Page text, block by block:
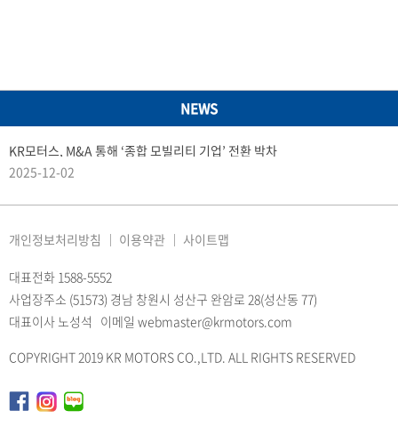
NEWS
KR모터스, M&A 통해 ‘종합 모빌리티 기업’ 전환 박차
2025-12-02
개인정보처리방침 이용약관 사이트맵
대표전화 1588-5552
사업장주소 (51573) 경남 창원시 성산구 완암로 28(성산동 77)
대표이사 노성석 이메일 webmaster@krmotors.com
COPYRIGHT 2019 KR MOTORS CO.,LTD. ALL RIGHTS RESERVED